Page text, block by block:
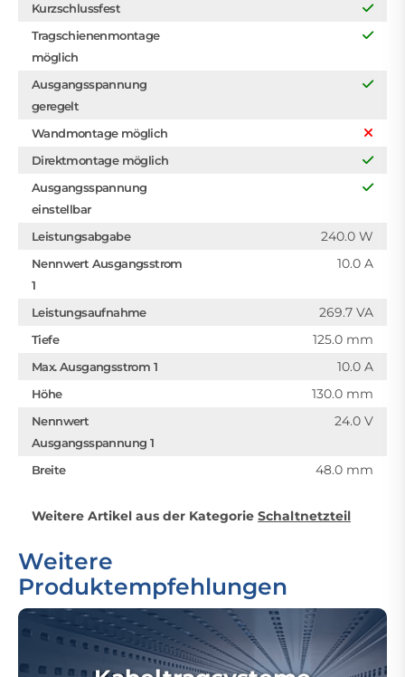
Kurzschlussfest
Tragschienenmontage
möglich
Ausgangsspannung
geregelt
Wandmontage möglich
Direktmontage möglich
Ausgangsspannung
einstellbar
Leistungsabgabe
240.0 W
Nennwert Ausgangsstrom
1
10.0 A
Leistungsaufnahme 269.7 VA
Tiefe 125.0 mm
Max. Ausgangsstrom 1 10.0 A
Höhe 130.0 mm
Nennwert
Ausgangsspannung 1
24.0 V
Breite 48.0 mm
Weitere Artikel aus der Kategorie Schaltnetzteil
Weitere
Produktempfehlungen